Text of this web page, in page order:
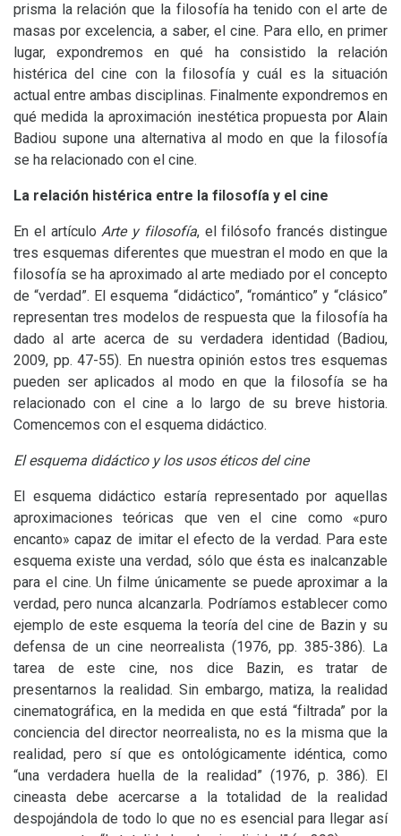
prisma la relación que la filosofía ha tenido con el arte de
masas por excelencia, a saber, el cine. Para ello, en primer
lugar, expondremos en qué ha consistido la relación
histérica del cine con la filosofía y cuál es la situación
actual entre ambas disciplinas. Finalmente expondremos en
qué medida la aproximación inestética propuesta por Alain
Badiou supone una alternativa al modo en que la filosofía
se ha relacionado con el cine.
La relación histérica entre la filosofía y el cine
En el artículoArte y filosofía, el filósofo francés distingue
tres esquemas diferentes que muestran el modo en que la
filosofía se ha aproximado al arte mediado por el concepto
de “verdad”. El esquema “didáctico”, “romántico” y “clásico”
representan tres modelos de respuesta que la filosofía ha
dado al arte acerca de su verdadera identidad (Badiou,
2009, pp. 47-55). En nuestra opinión estos tres esquemas
pueden ser aplicados al modo en que la filosofía se ha
relacionado con el cine a lo largo de su breve historia.
Comencemos con el esquema didáctico.
El esquema didáctico y los usos éticos del cine
El esquema didáctico estaría representado por aquellas
aproximaciones teóricas que ven el cine como «puro
encanto» capaz de imitar el efecto de la verdad. Para este
esquema existe una verdad, sólo que ésta es inalcanzable
para el cine. Un filme únicamente se puede aproximar a la
verdad, pero nunca alcanzarla. Podríamos establecer como
ejemplo de este esquema la teoría del cine de Bazin y su
defensa de un cine neorrealista (1976, pp. 385-386). La
tarea de este cine, nos dice Bazin, es tratar de
presentarnos la realidad. Sin embargo, matiza, la realidad
cinematográfica, en la medida en que está “filtrada” por la
conciencia del director neorrealista, no es la misma que la
realidad, pero sí que es ontológicamente idéntica, como
“una verdadera huella de la realidad” (1976, p. 386). El
cineasta debe acercarse a la totalidad de la realidad
despojándola de todo lo que no es esencial para llegar así